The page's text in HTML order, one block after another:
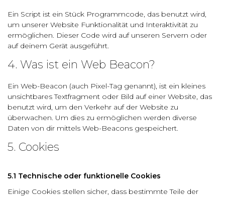
Ein Script ist ein Stück Programmcode, das benutzt wird,
um unserer Website Funktionalität und Interaktivität zu
ermöglichen. Dieser Code wird auf unseren Servern oder
auf deinem Gerät ausgeführt.
4. Was ist ein Web Beacon?
Ein Web-Beacon (auch Pixel-Tag genannt), ist ein kleines
unsichtbares Textfragment oder Bild auf einer Website, das
benutzt wird, um den Verkehr auf der Website zu
überwachen. Um dies zu ermöglichen werden diverse
Daten von dir mittels Web-Beacons gespeichert.
5. Cookies
5.1 Technische oder funktionelle Cookies
Einige Cookies stellen sicher, dass bestimmte Teile der